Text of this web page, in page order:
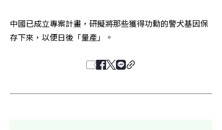
中國已成立專案計畫，研擬將那些獲得功勳的警犬基因保
存下來，以便日後「量產」。